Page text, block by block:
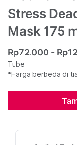
Stress
Mask 175
Rp72.000 -
Tube
*Harga berbeda di